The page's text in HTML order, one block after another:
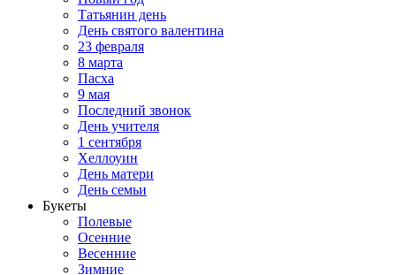
Татьянин день
День святого валентина
23 февраля
8 марта
Пасха
9 мая
Последний звонок
День учителя
1 сентября
Хеллоуин
День матери
День семьи
Букеты
Полевые
Осенние
Весенние
Зимние